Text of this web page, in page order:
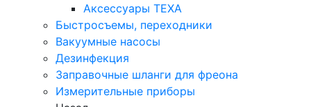
Аксессуары TEXA
Быстросъемы, переходники
Вакуумные насосы
Дезинфекция
Заправочные шланги для фреона
Измерительные приборы